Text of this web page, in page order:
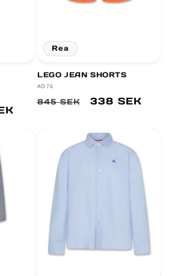
Rea
LEGO JEAN SHORTS
Säljare:
AO76
Ordinarie
845 SEK 338 SEK